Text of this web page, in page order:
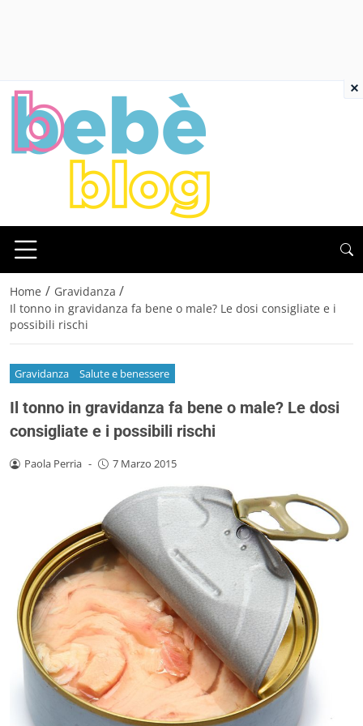
Home / Gravidanza /
Il tonno in gravidanza fa bene o male? Le dosi consigliate e i
possibili rischi
Gravidanza Salute e benessere
Il tonno in gravidanza fa bene o male? Le dosi
consigliate e i possibili rischi
Paola Perria - 7 Marzo 2015
×